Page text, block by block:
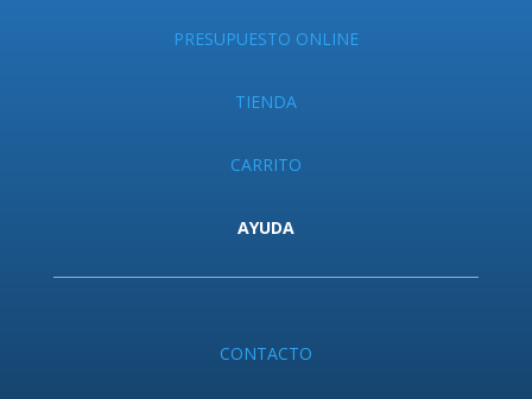
PRESUPUESTO ONLINE
TIENDA
CARRITO
AYUDA
CONTACTO